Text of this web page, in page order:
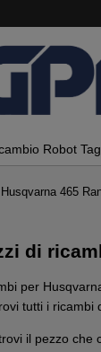
Robot
465
di
per
tutti i ricambi
il pezzo che